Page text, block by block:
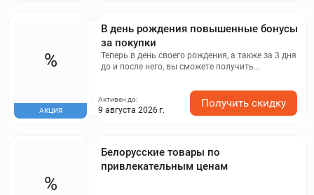
В день рождения повышенные бонусы
за покупки
Теперь в день своего рождения, а также за 3 дня
до и после него, вы сможете получить
цены каждого товара будет начислено на вашу
бонусную карту!
%
АКЦИЯ
Активен до:
9 августа 2026 г.
Получить скидку
Белорусские товары по
привлекательным ценам
%